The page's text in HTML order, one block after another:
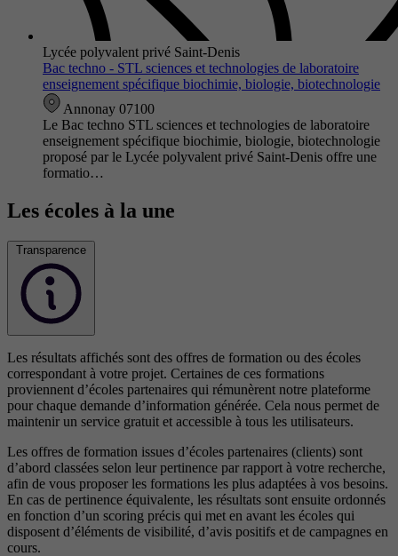
Lycée polyvalent privé Saint-Denis
Bac techno - STL sciences et technologies de laboratoire
enseignement spécifique biochimie, biologie, biotechnologie
Annonay 07100
Le Bac techno STL sciences et technologies de laboratoire
enseignement spécifique biochimie, biologie, biotechnologie
proposé par le Lycée polyvalent privé Saint-Denis offre une
formatio…
Les écoles à la une
Transparence
Les résultats affichés sont des offres de formation ou des écoles
correspondant à votre projet. Certaines de ces formations
proviennent d’écoles partenaires qui rémunèrent notre plateforme
pour chaque demande d’information générée. Cela nous permet de
maintenir un service gratuit et accessible à tous les utilisateurs.
Les offres de formation issues d’écoles partenaires (clients) sont
d’abord classées selon leur pertinence par rapport à votre recherche,
afin de vous proposer les formations les plus adaptées à vos besoins.
En cas de pertinence équivalente, les résultats sont ensuite ordonnés
en fonction d’un scoring précis qui met en avant les écoles qui
disposent d’éléments de visibilité, d’avis positifs et de campagnes en
cours.